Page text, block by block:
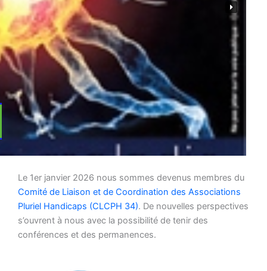
Le 1er janvier 2026 nous sommes devenus membres du
Comité de Liaison et de Coordination des Associations
Pluriel Handicaps (CLCPH 34). De nouvelles perspectives
s’ouvrent à nous avec la possibilité de tenir des
conférences et des permanences.